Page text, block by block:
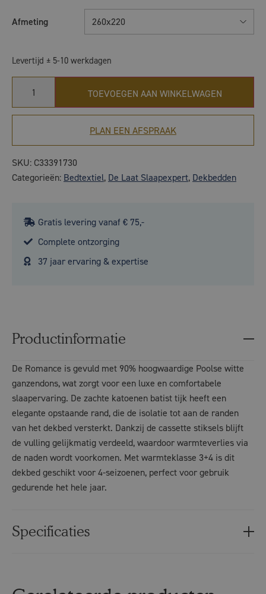
Afmeting 260x220
Levertijd ± 5-10 werkdagen
TOEVOEGEN AAN WINKELWAGEN
PLAN EEN AFSPRAAK
SKU: C33391730
Categorieën: Bedtextiel, De Laat Slaapexpert, Dekbedden
Gratis levering vanaf € 75,-
Complete ontzorging
37 jaar ervaring & expertise
Productinformatie
De Romance is gevuld met 90% hoogwaardige Poolse witte
ganzendons, wat zorgt voor een luxe en comfortabele
slaapervaring. De zachte katoenen batist tijk heeft een
elegante opstaande rand, die de isolatie tot aan de randen
van het dekbed versterkt. Dankzij de cassette stiksels blijft
de vulling gelijkmatig verdeeld, waardoor warmteverlies via
de naden wordt voorkomen. Met warmteklasse 3+4 is dit
dekbed geschikt voor 4-seizoenen, perfect voor gebruik
gedurende het hele jaar.
Specificaties